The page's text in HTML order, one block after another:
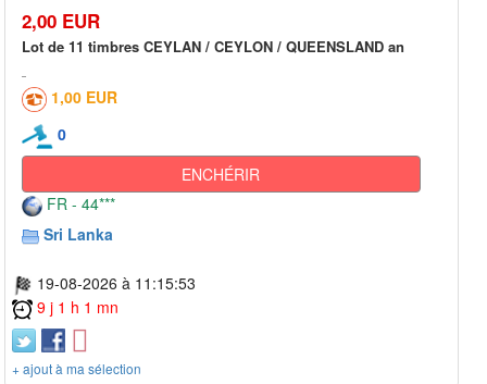
2,00 EUR
Lot de 11 timbres CEYLAN / CEYLON / QUEENSLAND an
1,00 EUR
0
ENCHÉRIR
FR - 44***
Sri Lanka
19-08-2026 à 11:15:53
9 j 1 h 1 mn
+ ajout à ma sélection